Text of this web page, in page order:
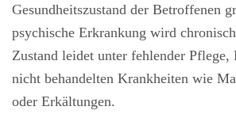
Gesundheitszustand der Betroffenen
psychische Erkrankung wird
Zustand leidet unter fehlender Pflege,
nicht behandelten Krankheiten wie
oder Erkältungen.